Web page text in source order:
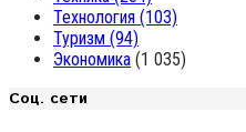
Технология (103)
Туризм (94)
Экономика (1 035)
Соц. сети